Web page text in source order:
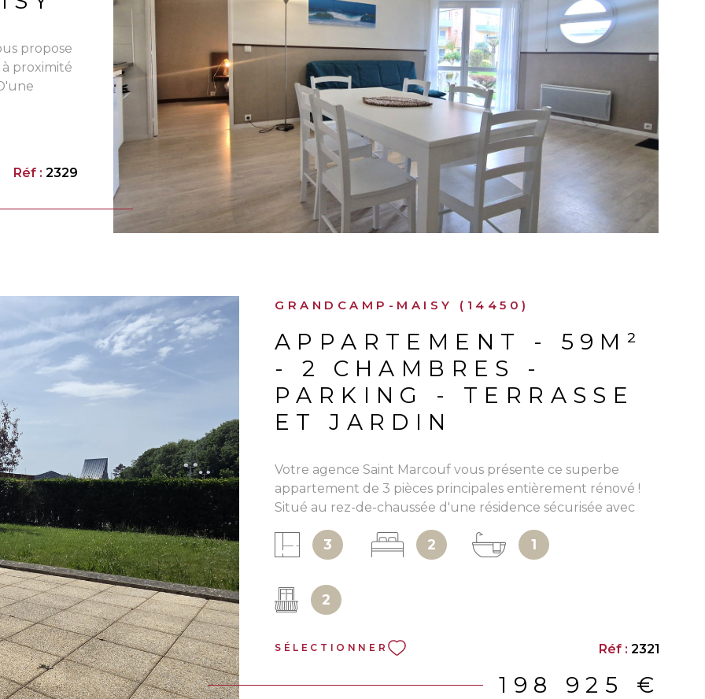
propose
proximité
vie avec
ainsi que
un
des
Pour toute
bail et le
Réf : 2329
VOIR LE BIEN
GRANDCAMP-MAISY (14450)
APPARTEMENT - 59M²
- 2 CHAMBRES -
PARKING - TERRASSE
ET JARDIN
Votre agence Saint Marcouf vous présente ce superbe
appartement de 3 pièces principales entièrement rénové !
Situé au rez-de-chaussée d'une résidence sécurisée avec
rangements, séjour avec cusine ouverte aménagée et
équipée offrant l'accès à une terrasse de 42m² exposée à
l'Ouest / Sud-Ouest, deux chambres dont une avec accès
terrasse, une salle d'eau et un WC séparé. Une cave et une
à usage exclusif ! Possibilité d'acquérir un garage en
supplément. Les informations sur les risques auxquels ce
bien est exposé sont disponibles sur le site Géorisques
3 2 1
2
SÉLECTIONNER Réf : 2321
198 925 €